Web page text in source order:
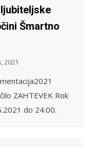
Šmartno
2021
ZAHTEVEK Rok
do 24.00.